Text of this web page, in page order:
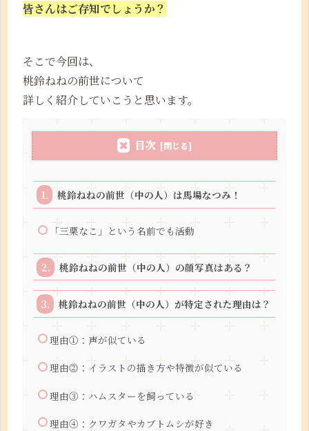
皆さんはご存知でしょうか？
そこで今回は、
桃鈴ねねの前世について
詳しく紹介していこうと思います。
目次
桃鈴ねねの前世（中の人）は馬場なつみ！
「三栗なこ」という名前でも活動
桃鈴ねねの前世（中の人）の顔写真はある？
桃鈴ねねの前世（中の人）が特定された理由は？
理由①：声が似ている
理由⓶：イラストの描き方や特徴が似ている
理由③：ハムスターを飼っている
理由④：クワガタやカブトムシが好き